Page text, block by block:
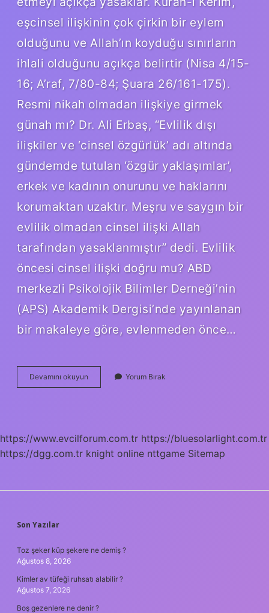
eşcinsel ilişkinin çok çirkin bir eylem
olduğunu ve Allah’ın koyduğu sınırların
ihlali olduğunu açıkça belirtir (Nisa 4/15-
16; A’raf, 7/80-84; Şuara 26/161-175).
Resmi nikah olmadan ilişkiye girmek
günah mı? Dr. Ali Erbaş, “Evlilik dışı
ilişkiler ve ‘cinsel özgürlük’ adı altında
gündemde tutulan ‘özgür yaklaşımlar’,
erkek ve kadının onurunu ve haklarını
korumaktan uzaktır. Meşru ve saygın bir
evlilik olmadan cinsel ilişki Allah
tarafından yasaklanmıştır” dedi. Evlilik
öncesi cinsel ilişki doğru mu? ABD
merkezli Psikolojik Bilimler Derneği’nin
(APS) Akademik Dergisi’nde yayınlanan
bir makaleye göre, evlenmeden önce…
Devamını okuyun Evlenmeden
Ilişkiye
Yorum Bırak
https://www.evcilforum.com.tr https://bluesolarlight.com.tr
https://dgg.com.tr knight online nttgame Sitemap
SIDEBAR
Son Yazılar
Toz şeker küp şekere ne demiş ?
Ağustos 8, 2026
Kimler av tüfeği ruhsatı alabilir ?
Ağustos 7, 2026
Boş gezenlere ne denir ?